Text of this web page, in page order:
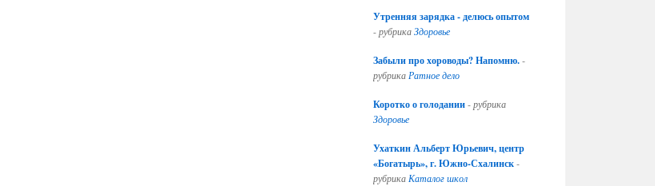
Утренняя зарядка - делюсь опытом
-рубрикаЗдоровье
Забыли про хороводы? Напомню.-
рубрика Ратное дело
Коротко о голодании-рубрика
Здоровье
Ухаткин Альберт Юрьевич, центр
«Богатырь», г. Южно-Схалинск-
рубрика Каталог школ